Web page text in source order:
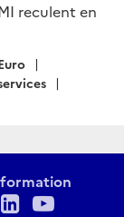
reculent en
LinkedIn